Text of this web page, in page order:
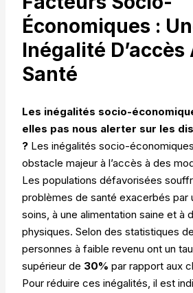
Économiques :
Inégalité D’accès
Santé
Les inégalités socio-
elles pas nous alerter sur les
? Les inégalités socio-
obstacle majeur à l’accès à des
Les populations défavorisées
problèmes de santé exacerbés par
soins, à une alimentation saine et à
physiques. Selon des statistiques de
personnes à faible revenu ont un
supérieur de 30% par rapport aux
Pour réduire ces inégalités, il est